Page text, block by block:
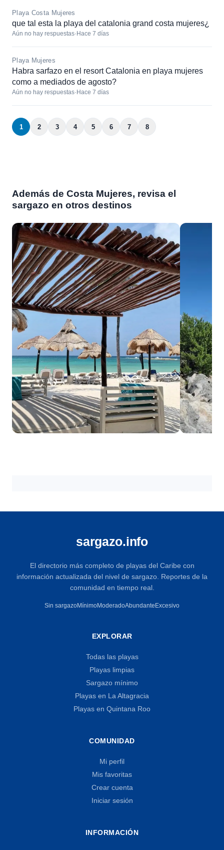
Playa Costa Mujeres
que tal esta la playa del catalonia grand costa mujeres¿
Aún no hay respuestas· Hace 7 días
Playa Mujeres
Habra sarfazo en el resort Catalonia en playa mujeres
como a mediados de agosto?
Aún no hay respuestas· Hace 7 días
1 2 3 4 5 6 7 8
Además de Costa Mujeres, revisa el
sargazo en otros destinos
sargazo.info
El directorio más completo de playas del Caribe con
información actualizada del nivel de sargazo. Reportes de la
comunidad en tiempo real.
Sin sargazoMínimoModeradoAbundante Excesivo
EXPLORAR
Todas las playas
Playas limpias
Sargazo mínimo
Playas en La Altagracia
Playas en Quintana Roo
COMUNIDAD
Mi perfil
Mis favoritas
Crear cuenta
Iniciar sesión
INFORMACIÓN